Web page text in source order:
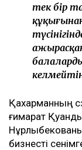
тек бір
Қахарманның
ғимарат
бизнесті